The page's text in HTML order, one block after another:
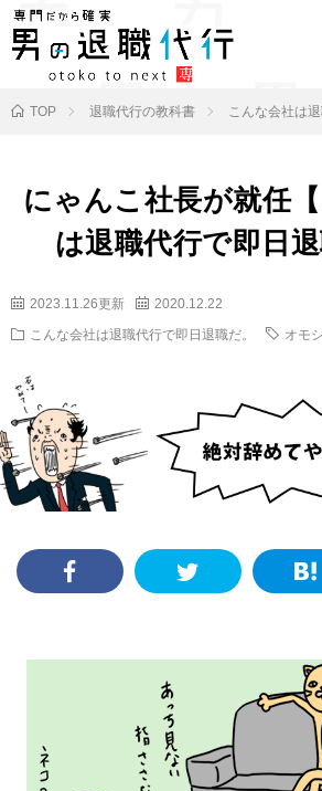
TOP 退職代行の教科書 こんな会社は
にゃんこ社長が就任
は退職代行で即日退
2023.11.26更新 2020.12.22
こんな会社は退職代行で即日退職だ。 オモ